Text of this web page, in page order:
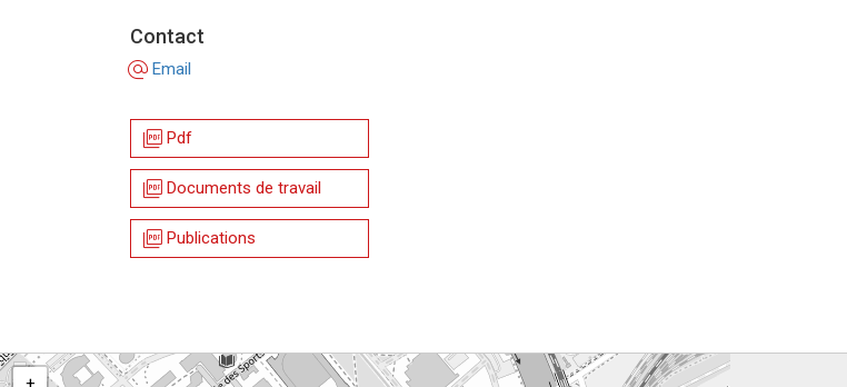
Contact
alternate_email Email
picture_as_pdf Pdf
picture_as_pdf Documents de travail
picture_as_pdf Publications